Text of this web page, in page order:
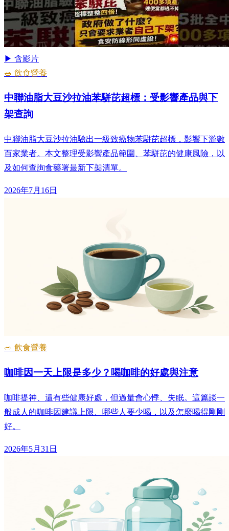
▶ 含影片
🥗 飲食營養
中聯油脂大豆沙拉油苯駢芘超標：受影響產品與下
架查詢
中聯油脂大豆沙拉油驗出一級致癌物苯駢芘超標，影響下游數
百家業者。本文整理受影響產品範圍、苯駢芘的健康風險，以
及如何查詢食藥署最新下架清單。
2026年7月16日
🥗 飲食營養
咖啡因一天上限是多少？喝咖啡的好處與注意
咖啡提神、還有些健康好處，但過量會心悸、失眠。這篇談一
般成人的咖啡因建議上限、哪些人要少喝，以及怎麼喝得剛剛
好。
2026年5月31日